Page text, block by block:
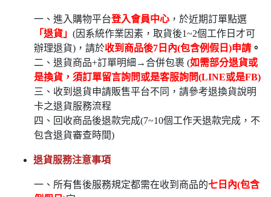
一、進入購物平台登入會員中心 ，於近期訂單點選
「退貨」 (因系統作業因素，取貨後1~2個工作日才可
辦理退貨)，請於收到商品後7日內(包含例假日)申請 。
二、退貨商品+訂單明細→合併包裹 (如需部分退貨或
是換貨，須訂單留言詢問或是客服詢問(LINE或是FB)
三、收到退貨申請販售平台不同，請參考退換貨說明
卡之退貨服務流程
四、回收商品後退款完成(7~10個工作天退款完成，不
包含退貨審查時間)
退貨服務注意事項
一、所有售後服務規定都需在收到商品的七日內(包含